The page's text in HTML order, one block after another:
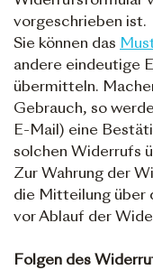
vorgeschrieben ist.
Sie können das
andere eindeutige
übermitteln.
Gebrauch, so
E-Mail) eine
solchen Widerrufs
Zur Wahrung der
die Mitteilung über
vor Ablauf der
Folgen des